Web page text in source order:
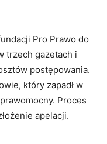
Pro Prawo do
trzech gazetach i
postępowania.
który zapadł w
Proces
apelacji.